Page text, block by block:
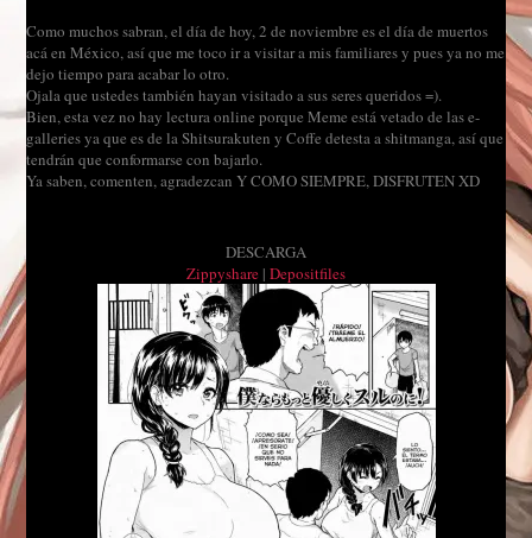
Como muchos sabran, el día de hoy, 2 de noviembre es el día de muertos
acá en México, así que me toco ir a visitar a mis familiares y pues ya no me
dejo tiempo para acabar lo otro.
Ojala que ustedes también hayan visitado a sus seres queridos =).
Bien, esta vez no hay lectura online porque Meme está vetado de las e-
galleries ya que es de la Shitsurakuten y Coffe detesta a shitmanga, así que
tendrán que conformarse con bajarlo.
Ya saben, comenten, agradezcan Y COMO SIEMPRE, DISFRUTEN XD
DESCARGA
Zippyshare | Depositfiles